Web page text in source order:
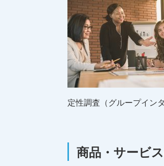
定性調査（グループイン
商品・サービ